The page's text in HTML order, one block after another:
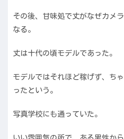
その後、甘味処で丈がなぜカメ
なる。
丈は十代の頃モデルであった。
モデルではそれほど稼げず、ち
ったという。
写真学校にも通っていた。